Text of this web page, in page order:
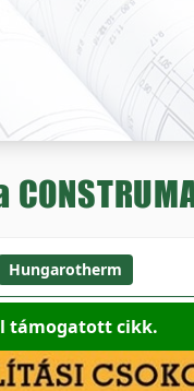
Hungarotherm
támogatott cikk.